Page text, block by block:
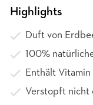
Highlights
Duft von
100%
Enthält Vitamin
Verstopft nicht